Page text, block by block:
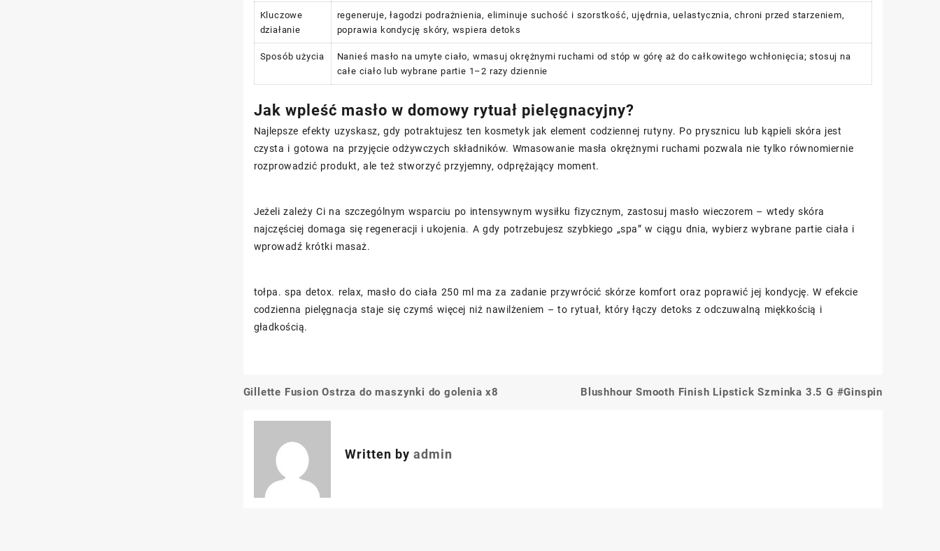
Kluczowe
działanie
regeneruje, łagodzi podrażnienia, eliminuje suchość i szorstkość, ujędrnia, uelastycznia, chroni przed starzeniem,
poprawia kondycję skóry, wspiera detoks
Sposób użycia
Nanieś masło na umyte ciało, wmasuj okrężnymi ruchami od stóp w górę aż do całkowitego wchłonięcia; stosuj na
całe ciało lub wybrane partie 1–2 razy dziennie
Jak wpleść masło w domowy rytuał pielęgnacyjny?
Najlepsze efekty uzyskasz, gdy potraktujesz ten kosmetyk jak element codziennej rutyny. Po prysznicu lub kąpieli skóra jest
czysta i gotowa na przyjęcie odżywczych składników. Wmasowanie masła okrężnymi ruchami pozwala nie tylko równomiernie
rozprowadzić produkt, ale też stworzyć przyjemny, odprężający moment.
Jeżeli zależy Ci na szczególnym wsparciu po intensywnym wysiłku fizycznym, zastosuj masło wieczorem – wtedy skóra
najczęściej domaga się regeneracji i ukojenia. A gdy potrzebujesz szybkiego „spa” w ciągu dnia, wybierz wybrane partie ciała i
wprowadź krótki masaż.
tołpa. spa detox. relax, masło do ciała 250 ml ma za zadanie przywrócić skórze komfort oraz poprawić jej kondycję. W efekcie
codzienna pielęgnacja staje się czymś więcej niż nawilżeniem – to rytuał, który łączy detoks z odczuwalną miękkością i
gładkością.
Nawigacja
wpisu
Gillette Fusion Ostrza do maszynki do golenia x8 Blushhour Smooth Finish Lipstick Szminka 3.5 G #Ginspin
Written by admin